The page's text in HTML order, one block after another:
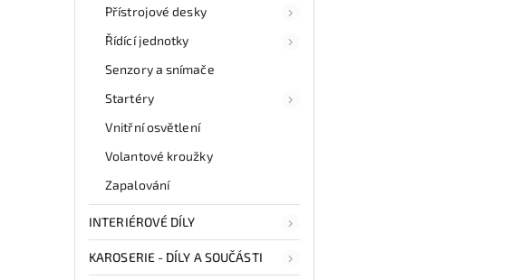
Přístrojové desky
Řídící jednotky
Senzory a snímače
Startéry
Vnitřní osvětlení
Volantové kroužky
Zapalování
INTERIÉROVÉ DÍLY
KAROSERIE - DÍLY A SOUČÁSTI